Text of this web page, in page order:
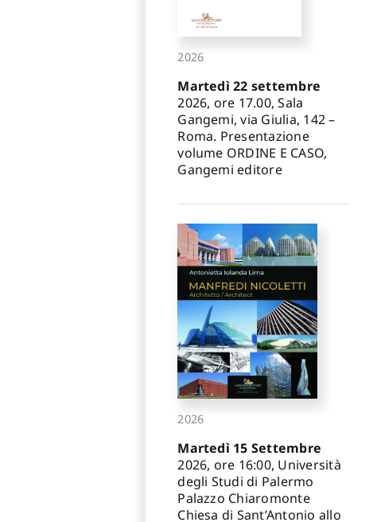
2026
Martedì 22 settembre
2026, ore 17.00, Sala
Gangemi, via Giulia, 142 –
Roma. Presentazione
volume ORDINE E CASO,
Gangemi editore
2026
Martedì 15 Settembre
2026, ore 16:00, Università
degli Studi di Palermo
Palazzo Chiaromonte
Chiesa di Sant’Antonio allo